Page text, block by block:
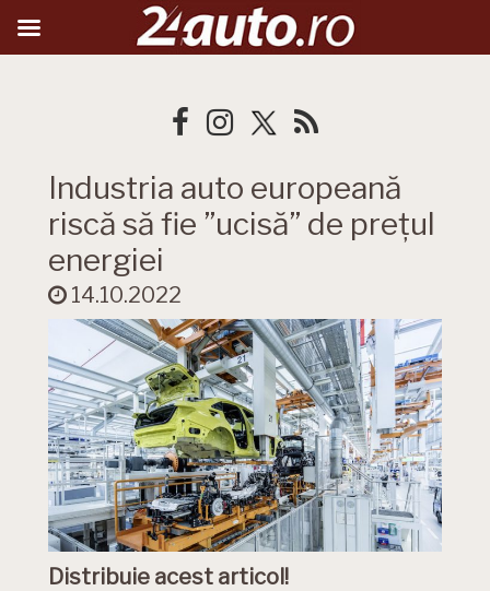
Industria auto europeană
riscă să fie ”ucisă” de prețul
energiei
14.10.2022
Distribuie acest articol!